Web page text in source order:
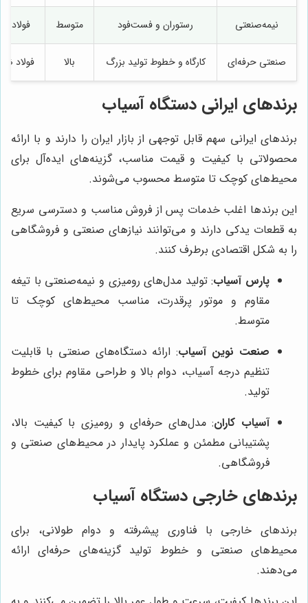
نیمه‌صنعتی رستوران و فست‌فود متوسط فولاد
صنعتی حرفه‌ای کارگاه و خطوط تولید بزرگ بالا فولاد
برندهای ایرانی دستگاه آسیاب
برندهای ایرانی سهم قابل توجهی از بازار ایران را دارند و با ارائه
محصولاتی با کیفیت و قیمت مناسب، گزینه‌های ایده‌آل برای
محیط‌های کوچک تا متوسط محسوب می‌شوند.
این برندها اغلب خدمات پس از فروش مناسب و دسترسی سریع
به قطعات یدکی دارند و می‌توانند نیازهای صنعتی و فروشگاهی
را به شکل اقتصادی برطرف کنند.
پارس آسیاب: تولید مدل‌های رومیزی و نیمه‌صنعتی با تیغه
مقاوم و موتور پرقدرت، مناسب محیط‌های کوچک تا
متوسط.
صنعت نوین آسیاب: ارائه دستگاه‌های صنعتی با قابلیت
تنظیم درجه آسیاب، دوام بالا و طراحی مقاوم برای خطوط
تولید.
آسیاب کاران: مدل‌های حرفه‌ای و رومیزی با کیفیت بالا،
پشتیبانی مطمئن و عملکرد پایدار در محیط‌های صنعتی و
فروشگاهی.
برندهای خارجی دستگاه آسیاب
برندهای خارجی با فناوری پیشرفته و دوام طولانی، برای
محیط‌های صنعتی و خطوط تولید گزینه‌های حرفه‌ای ارائه
می‌دهند.